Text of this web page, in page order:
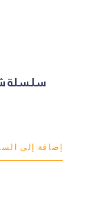
سلسلة
إضافة إلى